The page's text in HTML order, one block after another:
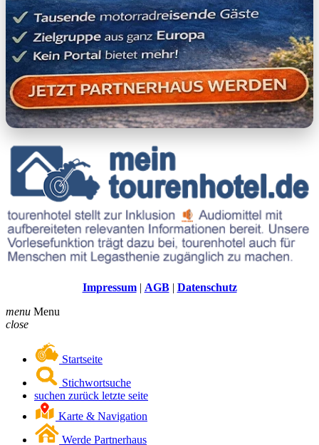
Impressum| AGB| Datenschutz
menu Menu
close
Startseite
Stichwortsuche
suchen zurück letzte seite
Karte & Navigation
Werde Partnerhaus